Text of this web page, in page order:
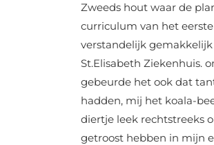
Zweeds hout waar de
curriculum van het
verstandelijk
St.Elisabeth Ziekenhuis.
gebeurde het ook dat
hadden, mij het koala-
diertje leek rechtstreeks
getroost hebben in mijn